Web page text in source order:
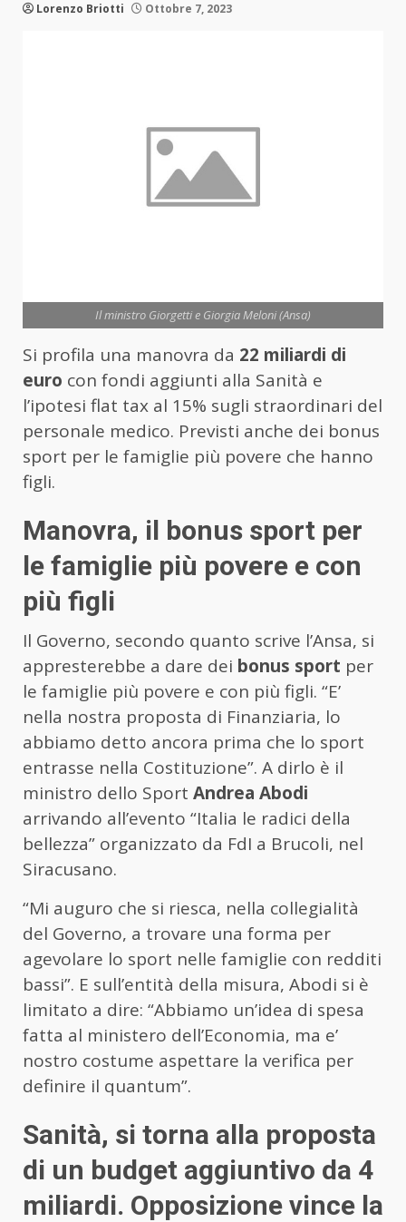
Lorenzo Briotti Ottobre 7, 2023
Il ministro Giorgetti e Giorgia Meloni (Ansa)
Si profila una manovra da 22 miliardi di
euro con fondi aggiunti alla Sanità e
l’ipotesi flat tax al 15% sugli straordinari del
personale medico. Previsti anche dei bonus
sport per le famiglie più povere che hanno
figli.
Manovra, il bonus sport per
le famiglie più povere e con
più figli
Il Governo, secondo quanto scrive l’Ansa, si
appresterebbe a dare dei bonus sport per
le famiglie più povere e con più figli. “E’
nella nostra proposta di Finanziaria, lo
abbiamo detto ancora prima che lo sport
entrasse nella Costituzione”. A dirlo è il
ministro dello Sport Andrea Abodi
arrivando all’evento “Italia le radici della
bellezza” organizzato da FdI a Brucoli, nel
Siracusano.
“Mi auguro che si riesca, nella collegialità
del Governo, a trovare una forma per
agevolare lo sport nelle famiglie con redditi
bassi”. E sull’entità della misura, Abodi si è
limitato a dire: “Abbiamo un’idea di spesa
fatta al ministero dell’Economia, ma e’
nostro costume aspettare la verifica per
definire il quantum”.
Sanità, si torna alla proposta
di un budget aggiuntivo da 4
miliardi. Opposizione vince la